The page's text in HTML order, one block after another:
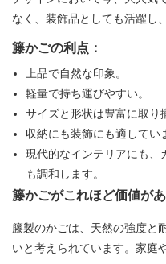
なく、装飾品としても活躍し
籐かごの利点：
上品で自然な印象。
軽量で持ち運びやすい。
サイズと形状は豊富に取り
収納にも装飾にも適してい
現代的なインテリアにも、
も調和します。
籐かごがこれほど価値があ
籐製のかごは、天然の強度と
いと考えられています。家庭